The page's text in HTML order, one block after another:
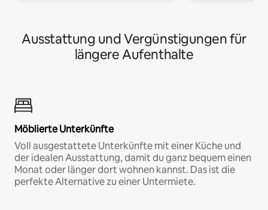
Ausstattung und Vergünstigungen für
längere Aufenthalte
Möblierte Unterkünfte
Voll ausgestattete Unterkünfte mit einer Küche und
der idealen Ausstattung, damit du ganz bequem einen
Monat oder länger dort wohnen kannst. Das ist die
perfekte Alternative zu einer Untermiete.